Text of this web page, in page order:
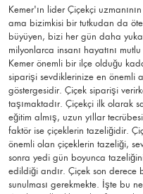
Kemer'ın lider Çiçekçi
ama bizimkisi bir tutkudan da
büyüyen, bizi her gün daha
milyonlarca insanı hayatını
Kemer önemli bir ilçe olduğu
siparişi sevdiklerinize en önemli
göstergesidir. Çiçek siparişi
taşımaktadır. Çiçekçi ilk olarak
eğitim almış, uzun yıllar
faktör ise çiçeklerin tazeliğidir.
önemli olan çiçeklerin tazeliği,
sonra yedi gün boyunca
edildiği andır. Çiçek son derece
sunulması gerekmekte. İşte bu